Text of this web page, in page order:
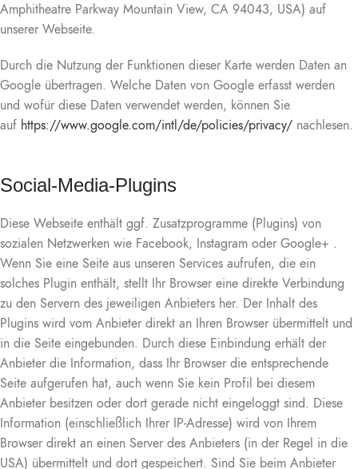
Amphitheatre Parkway Mountain View, CA 94043, USA) auf
unserer Webseite.
Durch die Nutzung der Funktionen dieser Karte werden Daten an
Google übertragen. Welche Daten von Google erfasst werden
und wofür diese Daten verwendet werden, können Sie
auf https://www.google.com/intl/de/policies/privacy/ nachlesen.
Social-Media-Plugins
Diese Webseite enthält ggf. Zusatzprogramme (Plugins) von
sozialen Netzwerken wie Facebook, Instagram oder Google+ .
Wenn Sie eine Seite aus unseren Services aufrufen, die ein
solches Plugin enthält, stellt Ihr Browser eine direkte Verbindung
zu den Servern des jeweiligen Anbieters her. Der Inhalt des
Plugins wird vom Anbieter direkt an Ihren Browser übermittelt und
in die Seite eingebunden. Durch diese Einbindung erhält der
Anbieter die Information, dass Ihr Browser die entsprechende
Seite aufgerufen hat, auch wenn Sie kein Profil bei diesem
Anbieter besitzen oder dort gerade nicht eingeloggt sind. Diese
Information (einschließlich Ihrer IP-Adresse) wird von Ihrem
Browser direkt an einen Server des Anbieters (in der Regel in die
USA) übermittelt und dort gespeichert. Sind Sie beim Anbieter